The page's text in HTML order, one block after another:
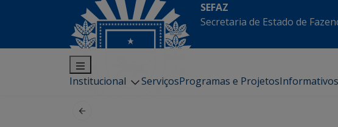
SEFAZ
Secretaria de Estado de
Institucional ServiçosProgramas e ProjetosInformativos